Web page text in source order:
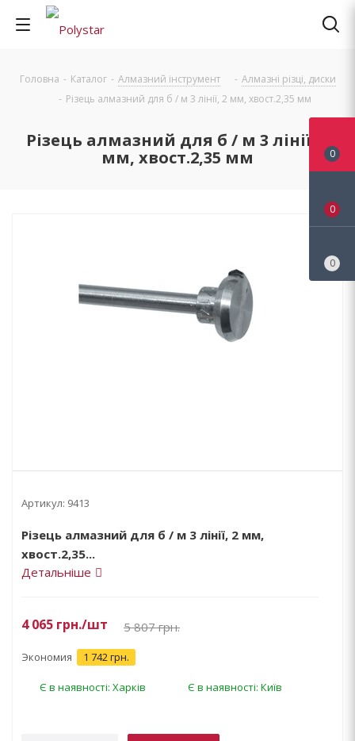
Головна - Каталог - Алмазний інструмент - Алмазні різці, диски
- Різець алмазний для б / м 3 лінії, 2 мм, хвост.2,35 мм
Різець алмазний для б / м 3 лінії, 2
мм, хвост.2,35 мм
Артикул: 9413
Різець алмазний для б / м 3 лінії, 2 мм,
хвост.2,35...
Детальніше
4 065 грн./шт 5 807грн.
Экономия 1 742 грн.
Є в наявності: Харків Є в наявності: Київ
0
0
0